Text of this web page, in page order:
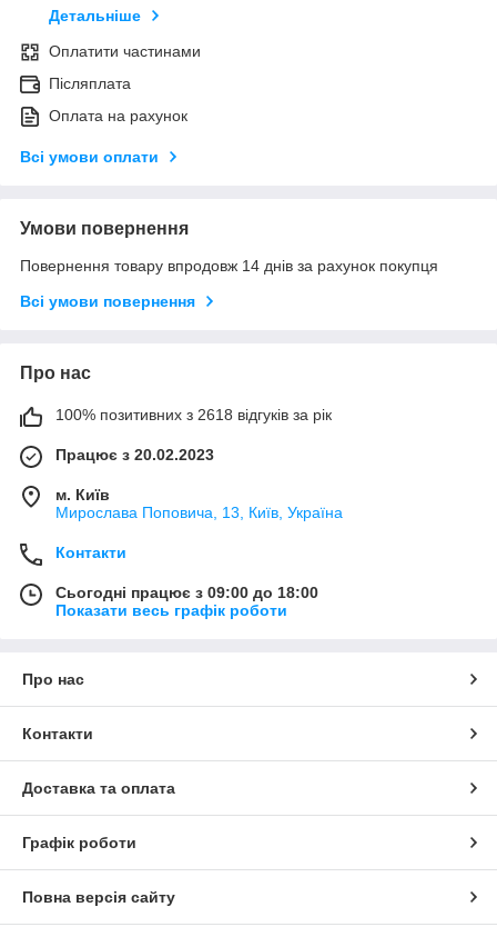
Детальніше
Оплатити частинами
Післяплата
Оплата на рахунок
Всі умови оплати
Умови повернення
Повернення товару впродовж 14 днів за рахунок покупця
Всі умови повернення
Про нас
100% позитивних з 2618 відгуків за рік
Працює з 20.02.2023
м. Київ
Мирослава Поповича, 13, Київ, Україна
Контакти
Сьогодні працює з 09:00 до 18:00
Показати весь графік роботи
Про нас
Контакти
Доставка та оплата
Графік роботи
Повна версія сайту